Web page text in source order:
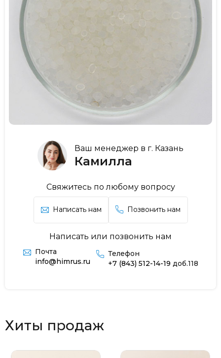
Ваш менеджер в г. Казань
Камилла
Свяжитесь по любому вопросу
Написать нам Позвонить нам
Написать или позвонить нам
Почта
info@himrus.ru
Телефон
+7 (843) 512-14-19 доб.118
Хиты продаж